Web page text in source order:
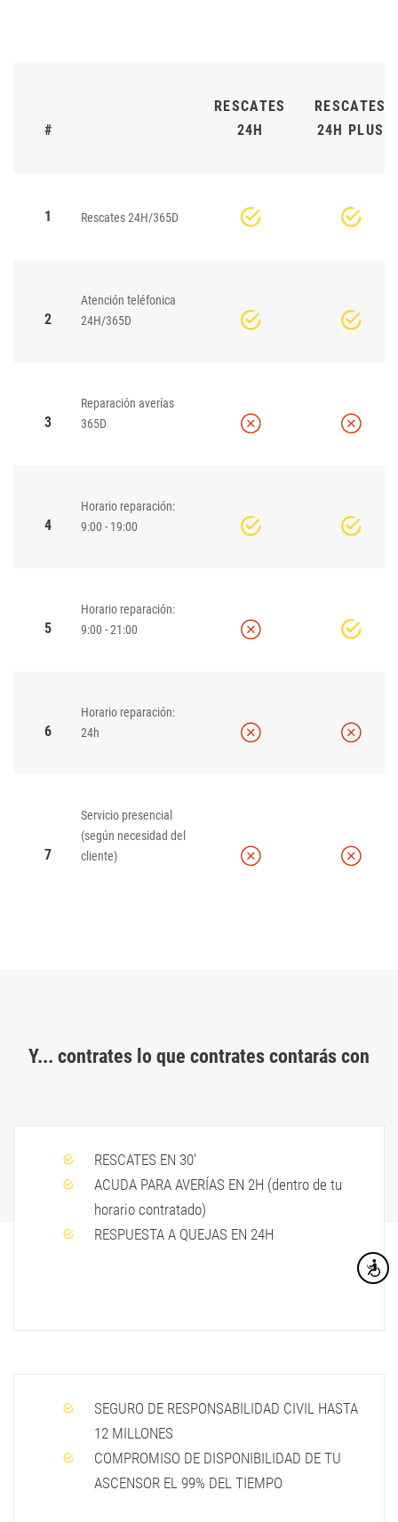
#
RESCATES
24H
RESCATES
24H PLUS
1 Rescates 24H/365D
2
Atención teléfonica
24H/365D
3
Reparación averías
365D
4
Horario reparación:
9:00 - 19:00
5
Horario reparación:
9:00 - 21:00
6
Horario reparación:
24h
7
Servicio presencial
(según necesidad del
cliente)
Y... contrates lo que contrates contarás con
RESCATES EN 30'
ACUDA PARA AVERÍAS EN 2H (dentro de tu
horario contratado)
RESPUESTA A QUEJAS EN 24H
SEGURO DE RESPONSABILIDAD CIVIL HASTA
12 MILLONES
COMPROMISO DE DISPONIBILIDAD DE TU
ASCENSOR EL 99% DEL TIEMPO